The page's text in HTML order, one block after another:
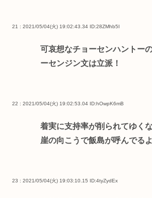
21 : 2021/05/04(火) 19:02:43.34 ID:28ZMhb5I
可哀想なチョーセンハントー
ーセンジン文は立派！
22 : 2021/05/04(火) 19:02:53.04 ID:hOwpK6mB
着実に支持率が削られてゆく
崖の向こうで飯島が呼んでる
23 : 2021/05/04(火) 19:03:10.15 ID:4tyZydEx